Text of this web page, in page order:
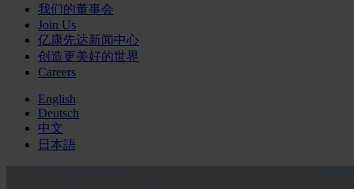
我们的董事会
Join Us
亿康先达新闻中心
创造更美好的世界
Careers
English
Deutsch
中文
日本語